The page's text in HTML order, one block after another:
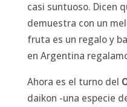
casi suntuoso. Dicen
demuestra con un
fruta es un regalo y
en Argentina
Ahora es el turno del
daikon -una especie